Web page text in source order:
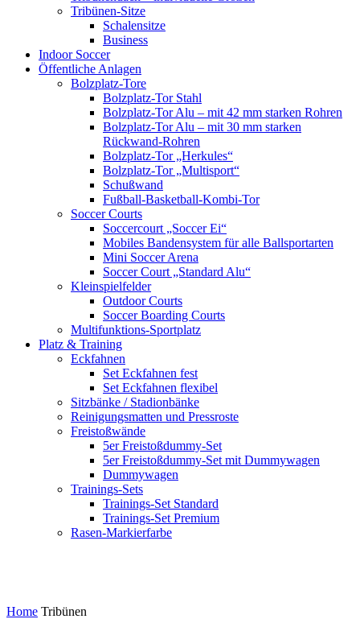
Tribünen-Sitze
Schalensitze
Business
Indoor Soccer
Öffentliche Anlagen
Bolzplatz-Tore
Bolzplatz-Tor Stahl
Bolzplatz-Tor Alu – mit 42 mm starken Rohren
Bolzplatz-Tor Alu – mit 30 mm starken
Rückwand-Rohren
Bolzplatz-Tor „Herkules“
Bolzplatz-Tor „Multisport“
Schußwand
Fußball-Basketball-Kombi-Tor
Soccer Courts
Soccercourt „Soccer Ei“
Mobiles Bandensystem für alle Ballsportarten
Mini Soccer Arena
Soccer Court „Standard Alu“
Kleinspielfelder
Outdoor Courts
Soccer Boarding Courts
Multifunktions-Sportplatz
Platz & Training
Eckfahnen
Set Eckfahnen fest
Set Eckfahnen flexibel
Sitzbänke / Stadionbänke
Reinigungsmatten und Pressroste
Freistoßwände
5er Freistoßdummy-Set
5er Freistoßdummy-Set mit Dummywagen
Dummywagen
Trainings-Sets
Trainings-Set Standard
Trainings-Set Premium
Rasen-Markierfarbe
Home Tribünen